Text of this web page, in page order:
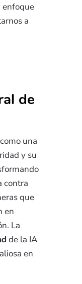
enfoque
a
de
una
y su
contra
que
en
La
de la IA
en